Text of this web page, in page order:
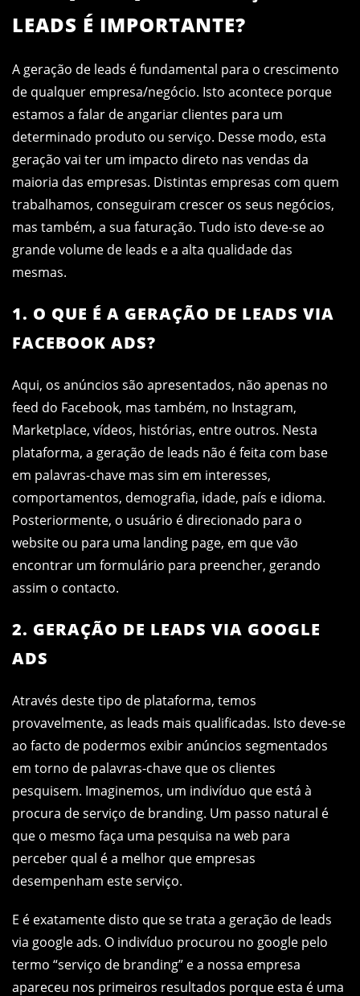
LEADS É IMPORTANTE?
A geração de leads é fundamental para o crescimento
de qualquer empresa/negócio. Isto acontece porque
estamos a falar de angariar clientes para um
determinado produto ou serviço. Desse modo, esta
geração vai ter um impacto direto nas vendas da
maioria das empresas. Distintas empresas com quem
trabalhamos, conseguiram crescer os seus negócios,
mas também, a sua faturação. Tudo isto deve-se ao
grande volume de leads e a alta qualidade das
mesmas.
1. O QUE É A GERAÇÃO DE LEADS VIA
FACEBOOK ADS?
Aqui, os anúncios são apresentados, não apenas no
feed do Facebook, mas também, no Instagram,
Marketplace, vídeos, histórias, entre outros. Nesta
plataforma, a geração de leads não é feita com base
em palavras-chave mas sim em interesses,
comportamentos, demografia, idade, país e idioma.
Posteriormente, o usuário é direcionado para o
website ou para uma landing page, em que vão
encontrar um formulário para preencher, gerando
assim o contacto.
2. GERAÇÃO DE LEADS VIA GOOGLE
ADS
Através deste tipo de plataforma, temos
provavelmente, as leads mais qualificadas. Isto deve-se
ao facto de podermos exibir anúncios segmentados
em torno de palavras-chave que os clientes
pesquisem. Imaginemos, um indivíduo que está à
procura de serviço de branding. Um passo natural é
que o mesmo faça uma pesquisa na web para
perceber qual é a melhor que empresas
desempenham este serviço.
E é exatamente disto que se trata a geração de leads
via google ads. O indivíduo procurou no google pelo
termo “serviço de branding” e a nossa empresa
apareceu nos primeiros resultados porque esta é uma